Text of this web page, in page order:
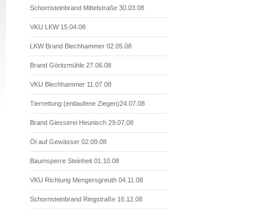
Schornsteinbrand Mittelstraße 30.03.08
VKU LKW 15.04.08
LKW Brand Blechhammer 02.05.08
Brand Göritzmühle 27.06.08
VKU Blechhammer 11.07 08
Tierrettung (entlaufene Ziegen)24.07.08
Brand Giesserei Heunisch 29.07.08
Öl auf Gewässer 02.09.08
Baumsperre Steinheit 01.10.08
VKU Richtung Mengersgreuth 04.11.08
Schornsteinbrand Ringstraße 16.12.08